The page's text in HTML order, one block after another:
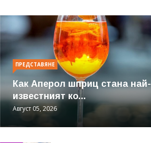
ПРЕДСТАВЯНЕ
Как Аперол шприц стана най-
известният ко...
Август 05, 2026